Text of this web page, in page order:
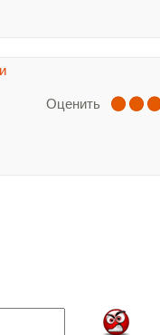
Оценить